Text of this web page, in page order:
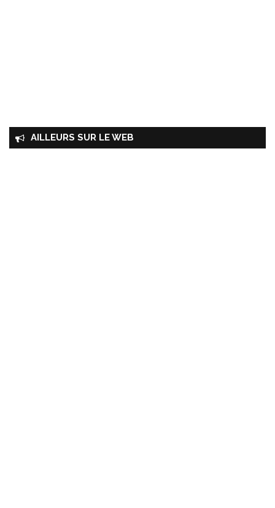
AILLEURS SUR LE WEB